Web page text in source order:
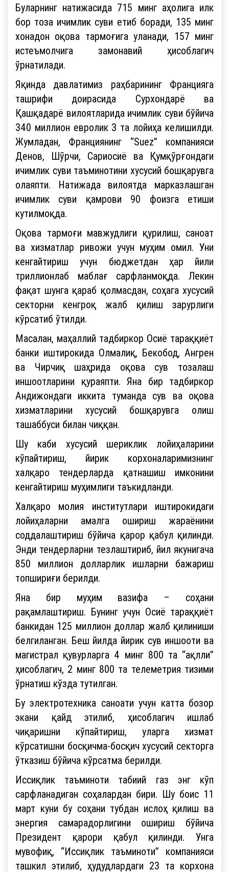
Буларнинг натижасида 715 минг аҳолига илк
бор тоза ичимлик суви етиб боради, 135 минг
хонадон оқова тармоғига уланади, 157 минг
истеъмолчига замонавий ҳисоблагич
ўрнатилади.
Яқинда давлатимиз раҳбарининг Францияга
ташрифи доирасида Сурхондарё ва
Қашқадарё вилоятларида ичимлик суви бўйича
340 миллион евролик 3 та лойиҳа келишилди.
Жумладан, Франциянинг “Suez” компанияси
Денов, Шўрчи, Сариосиё ва Қумқўрғондаги
ичимлик суви таъминотини хусусий бошқарувга
олаяпти. Натижада вилоятда марказлашган
ичимлик суви қамрови 90 фоизга етиши
кутилмоқда.
Оқова тармоғи мавжудлиги қурилиш, саноат
ва хизматлар ривожи учун муҳим омил. Уни
кенгайтириш учун бюджетдан ҳар йили
триллионлаб маблағ сарфланмоқда. Лекин
фақат шунга қараб қолмасдан, соҳага хусусий
секторни кенгроқ жалб қилиш зарурлиги
кўрсатиб ўтилди.
Масалан, маҳаллий тадбиркор Осиё тараққиёт
банки иштирокида Олмалиқ, Бекобод, Ангрен
ва Чирчиқ шаҳрида оқова сув тозалаш
иншоотларини қураяпти. Яна бир тадбиркор
Андижондаги иккита туманда сув ва оқова
хизматларини хусусий бошқарувга олиш
ташаббуси билан чиққан.
Шу каби хусусий шериклик лойиҳаларини
кўпайтириш, йирик корхоналаримизнинг
халқаро тендерларда қатнашиш имконини
кенгайтириш муҳимлиги таъкидланди.
Халқаро молия институтлари иштирокидаги
лойиҳаларни амалга ошириш жараёнини
соддалаштириш бўйича қарор қабул қилинди.
Энди тендерларни тезлаштириб, йил якунигача
850 миллион долларлик ишларни бажариш
топшириғи берилди.
Яна бир муҳим вазифа – соҳани
рақамлаштириш. Бунинг учун Осиё тараққиёт
банкидан 125 миллион доллар жалб қилиниши
белгиланган. Беш йилда йирик сув иншооти ва
магистрал қувурларга 4 минг 800 та “ақлли”
ҳисоблагич, 2 минг 800 та телеметрия тизими
ўрнатиш кўзда тутилган.
Бу электротехника саноати учун катта бозор
экани қайд этилиб, ҳисоблагич ишлаб
чиқаришни кўпайтириш, уларга хизмат
кўрсатишни босқичма-босқич хусусий секторга
ўтказиш бўйича кўрсатма берилди.
Иссиқлик таъминоти табиий газ энг кўп
сарфланадиган соҳалардан бири. Шу боис 11
март куни бу соҳани тубдан ислоҳ қилиш ва
энергия самарадорлигини ошириш бўйича
Президент қарори қабул қилинди. Унга
мувофиқ, “Иссиқлик таъминоти” компанияси
ташкил этилиб, ҳудудлардаги 23 та корхона